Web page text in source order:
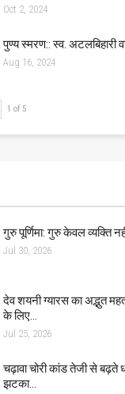
Oct 2, 2024
पुण्य स्मरण:: स्व. अटलबिहारी
Aug 16, 2024
1 of 5
गुरु पूर्णिमा: गुरु केवल व्यक्ति
Jul 30, 2026
देव शयनी ग्यारस का अद्भुत
के लिए…
Jul 25, 2026
चढ़ावा चोरी कांड तेजी से बढ़ते
झटका…